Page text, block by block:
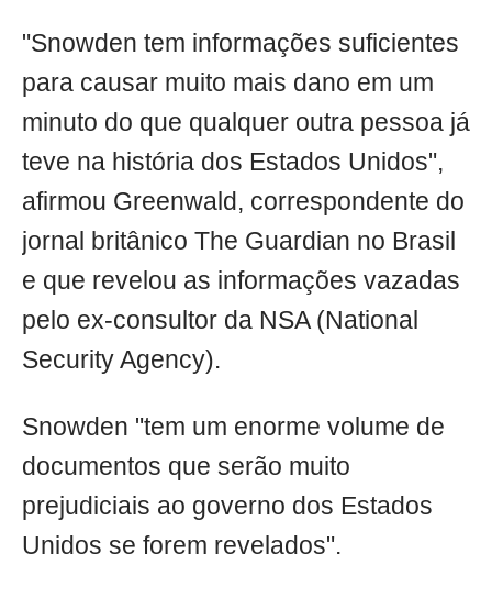
"Snowden tem informações suficientes
para causar muito mais dano em um
minuto do que qualquer outra pessoa já
teve na história dos Estados Unidos",
afirmou Greenwald, correspondente do
jornal britânico The Guardian no Brasil
e que revelou as informações vazadas
pelo ex-consultor da NSA (National
Security Agency).
Snowden "tem um enorme volume de
documentos que serão muito
prejudiciais ao governo dos Estados
Unidos se forem revelados".